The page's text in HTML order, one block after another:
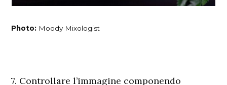
Photo: Moody Mixologist
7. Controllare l’immagine componendo